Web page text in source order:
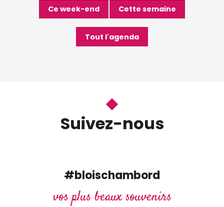
Ce week-end Cette semaine
Tout l'agenda
Suivez-nous
#bloischambord
vos plus beaux souvenirs